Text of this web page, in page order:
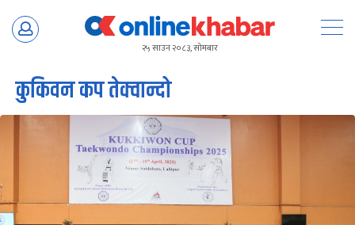
Skip
२५ साउन २०८३, सोमबार
कुकिवन कप तेक्वान्दो